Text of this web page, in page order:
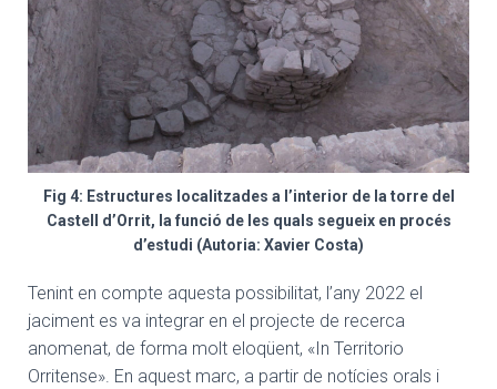
Fig 4: Estructures localitzades a l’interior de la torre del
Castell d’Orrit, la funció de les quals segueix en procés
d’estudi (Autoria: Xavier Costa)
Tenint en compte aquesta possibilitat, l’any 2022 el
jaciment es va integrar en el projecte de recerca
anomenat, de forma molt eloqüent, «In Territorio
Orritense». En aquest marc, a partir de notícies orals i